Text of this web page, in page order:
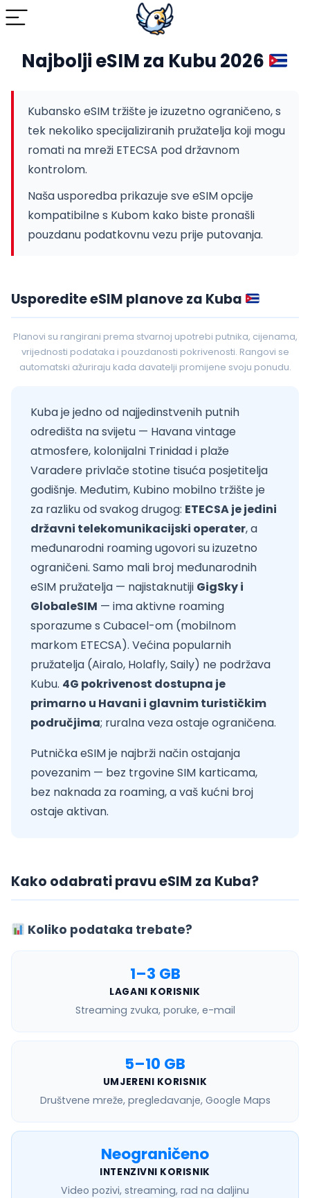
Najbolji eSIM za Kubu 2026
Kubansko eSIM tržište je izuzetno ograničeno, s
tek nekoliko specijaliziranih pružatelja koji mogu
romati na mreži ETECSA pod državnom
kontrolom.
Naša usporedba prikazuje sve eSIM opcije
kompatibilne s Kubom kako biste pronašli
pouzdanu podatkovnu vezu prije putovanja.
Usporedite eSIM planove za Kuba
Planovi su rangirani prema stvarnoj upotrebi putnika, cijenama,
vrijednosti podataka i pouzdanosti pokrivenosti. Rangovi se
automatski ažuriraju kada davatelji promijene svoju ponudu.
Kuba je jedno od najjedinstvenih putnih
odredišta na svijetu — Havana vintage
atmosfere, kolonijalni Trinidad i plaže
Varadere privlače stotine tisuća posjetitelja
godišnje. Međutim, Kubino mobilno tržište je
za razliku od svakog drugog: ETECSA je jedini
državni telekomunikacijski operater, a
međunarodni roaming ugovori su izuzetno
ograničeni. Samo mali broj međunarodnih
eSIM pružatelja — najistaknutiji GigSky i
GlobaleSIM — ima aktivne roaming
sporazume s Cubacel-om (mobilnom
markom ETECSA). Većina popularnih
pružatelja (Airalo, Holafly, Saily) ne podržava
Kubu. 4G pokrivenost dostupna je
primarno u Havani i glavnim turističkim
područjima; ruralna veza ostaje ograničena.
Putnička eSIM je najbrži način ostajanja
povezanim — bez trgovine SIM karticama,
bez naknada za roaming, a vaš kućni broj
ostaje aktivan.
Kako odabrati pravu eSIM za Kuba?
Koliko podataka trebate?
1–3 GB
LAGANI KORISNIK
Streaming zvuka, poruke, e-mail
5–10 GB
UMJERENI KORISNIK
Društvene mreže, pregledavanje, Google Maps
Neograničeno
INTENZIVNI KORISNIK
Video pozivi, streaming, rad na daljinu